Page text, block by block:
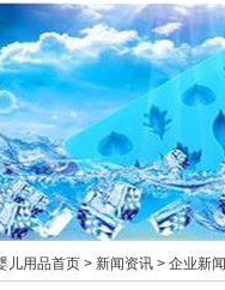
儿用品首页 > 新闻资讯 > 企业新闻